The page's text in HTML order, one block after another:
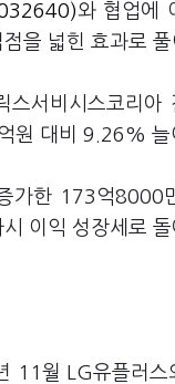
와 협업에
을 넓힌 효과로 풀
스서비시스코리
원 대비 9.26% 늘
가한 173억8000
이익 성장세로 돌
11월 LG유플러